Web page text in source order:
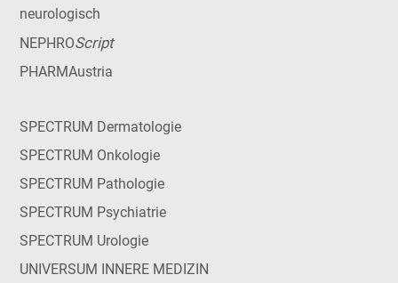
neurologisch
NEPHROScript
PHARMAustria
SPECTRUM Dermatologie
SPECTRUM Onkologie
SPECTRUM Pathologie
SPECTRUM Psychiatrie
SPECTRUM Urologie
UNIVERSUM INNERE MEDIZIN